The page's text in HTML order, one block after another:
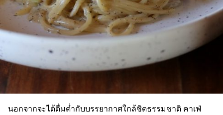
นอกจากจะได้ดื่มด่ำกับบรรยากาศใกล้ชิดธรรมชาติ คาเฟ่